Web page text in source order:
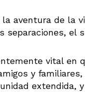
aventura de la
separaciones, el
vital en
y
extendida,